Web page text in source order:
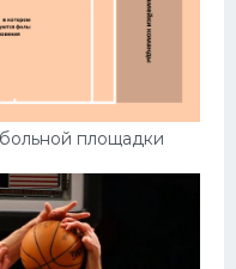
площадки